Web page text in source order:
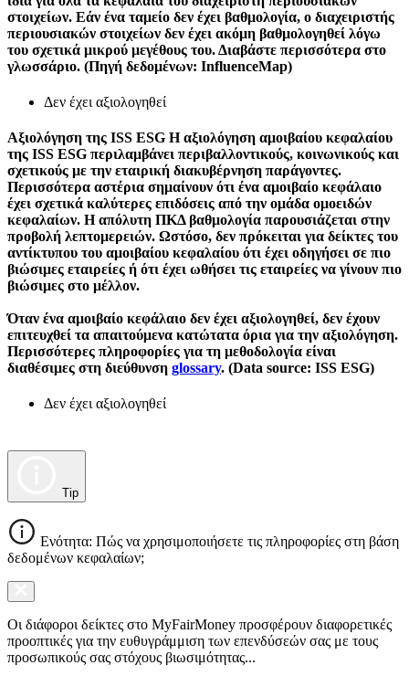
στοιχείων. Εάν ένα ταμείο δεν έχει βαθμολογία, ο διαχειριστής
περιουσιακών στοιχείων δεν έχει ακόμη βαθμολογηθεί λόγω
του σχετικά μικρού μεγέθους του. Διαβάστε περισσότερα στο
γλωσσάριο. (Πηγή δεδομένων: InfluenceMap)
Δεν έχει αξιολογηθεί
Αξιολόγηση της ISS ESG Η αξιολόγηση αμοιβαίου κεφαλαίου
της ISS ESG περιλαμβάνει περιβαλλοντικούς, κοινωνικούς και
σχετικούς με την εταιρική διακυβέρνηση παράγοντες.
Περισσότερα αστέρια σημαίνουν ότι ένα αμοιβαίο κεφάλαιο
έχει σχετικά καλύτερες επιδόσεις από την ομάδα ομοειδών
κεφαλαίων. Η απόλυτη ΠΚΔ βαθμολογία παρουσιάζεται στην
προβολή λεπτομερειών. Ωστόσο, δεν πρόκειται για δείκτες του
αντίκτυπου του αμοιβαίου κεφαλαίου ότι έχει οδηγήσει σε πιο
βιώσιμες εταιρείες ή ότι έχει ωθήσει τις εταιρείες να γίνουν πιο
βιώσιμες στο μέλλον.
Όταν ένα αμοιβαίο κεφάλαιο δεν έχει αξιολογηθεί, δεν έχουν
επιτευχθεί τα απαιτούμενα κατώτατα όρια για την αξιολόγηση.
Περισσότερες πληροφορίες για τη μεθοδολογία είναι
διαθέσιμες στη διεύθυνση glossary. (Data source: ISS ESG)
Δεν έχει αξιολογηθεί
Tip
Ενότητα: Πώς να χρησιμοποιήσετε τις πληροφορίες στη βάση
δεδομένων κεφαλαίων;
Οι διάφοροι δείκτες στο MyFairMoney προσφέρουν διαφορετικές
προοπτικές για την ευθυγράμμιση των επενδύσεών σας με τους
προσωπικούς σας στόχους βιωσιμότητας...